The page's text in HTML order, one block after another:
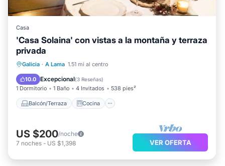
Casa
'Casa Solaina' con vistas a la montaña y terraza
privada
Galicia · A Lama 1.51 mi al centro
10.0 Excepcional(3 Reseñas)
1 Dormitorio 1 Baño 4 Invitados 538 pies²
Balcón/Terraza Cocina
Balcón/Terraza
Se admiten mascotas
US $200/noche
7 noches - US $1,398 VER OFERTA